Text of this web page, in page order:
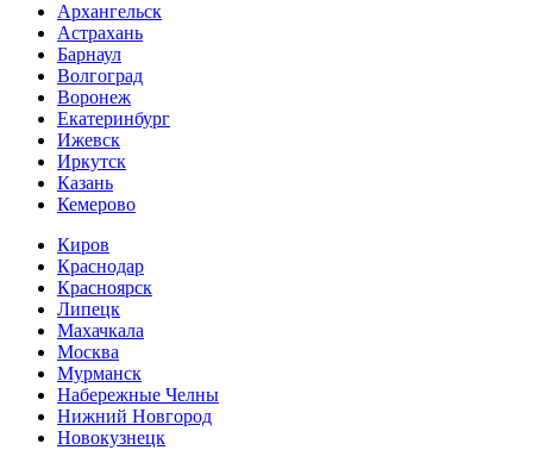
Архангельск
Астрахань
Барнаул
Волгоград
Воронеж
Екатеринбург
Ижевск
Иркутск
Казань
Кемерово
Киров
Краснодар
Красноярск
Липецк
Махачкала
Москва
Мурманск
Набережные Челны
Нижний Новгород
Новокузнецк